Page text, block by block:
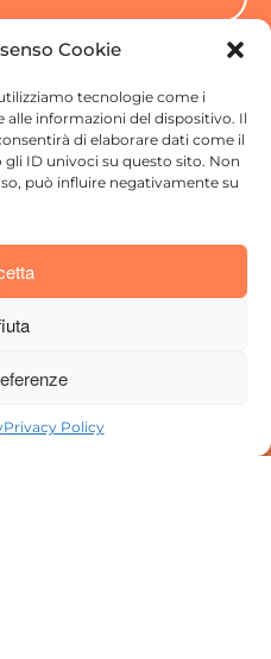
Cookie
tecnologie come i
alle informazioni del dispositivo. Il
di elaborare dati come il
ID univoci su questo sito. Non
può influire negativamente su
Privacy Policy